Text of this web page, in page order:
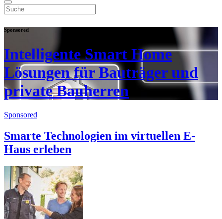
Sponsored
Intelligente Smart Home
Lösungen für Bauträger und
private Bauherren
Sponsored
Smarte Technologien im virtuellen E-
Haus erleben